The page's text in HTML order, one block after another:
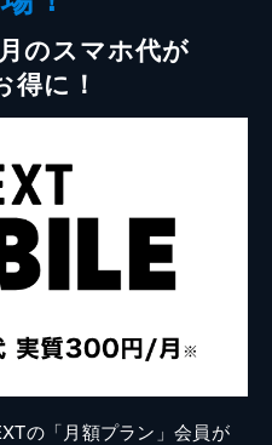
のスマホ代が
得に！
の「月額プラン」会員が